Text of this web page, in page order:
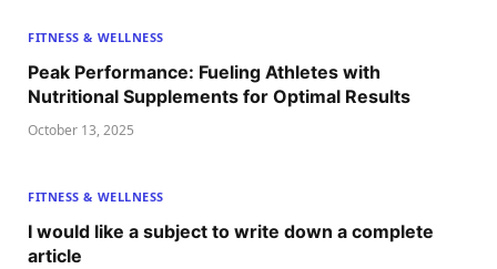
FITNESS & WELLNESS
Peak Performance: Fueling Athletes with
Nutritional Supplements for Optimal Results
October 13, 2025
FITNESS & WELLNESS
I would like a subject to write down a complete
article